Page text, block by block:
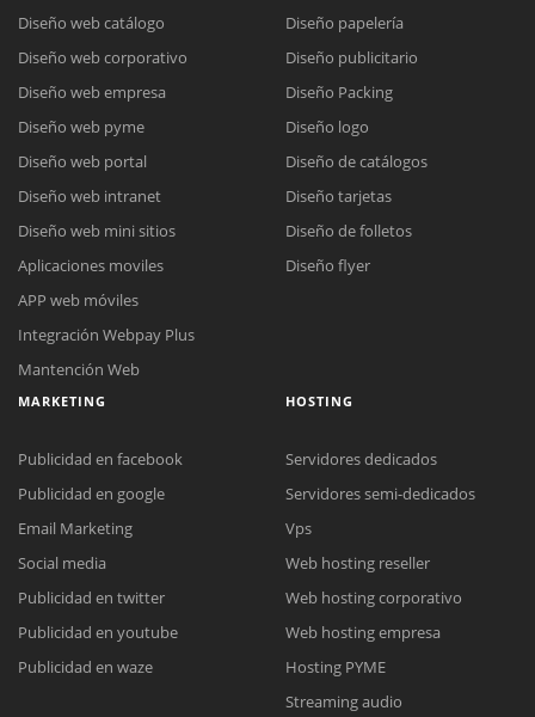
Reunión online
Meet para la reunión online.
Cotización
Chat Online
Todos nuestros ejecutivos están fuera de línea. Complete el formulario
Diseño web catálogo
Diseño web corporativo
Diseño web empresa
Diseño web pyme
Diseño web portal
Diseño web intranet
Diseño web mini sitios
Aplicaciones moviles
APP web móviles
Integración Webpay Plus
Mantención Web
Diseño papelería
Diseño publicitario
Diseño Packing
Diseño logo
Diseño de catálogos
Diseño tarjetas
Diseño de folletos
Diseño flyer
MARKETING
Publicidad en facebook
Publicidad en google
Email Marketing
Social media
Publicidad en twitter
Publicidad en youtube
Publicidad en waze
HOSTING
Servidores dedicados
Servidores semi-dedicados
Vps
Web hosting reseller
Web hosting corporativo
Web hosting empresa
Hosting PYME
Streaming audio